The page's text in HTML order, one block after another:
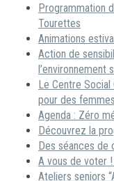
Programmation
Tourettes
Animations
Action de
l’environnement
Le Centre
pour des femmes
Agenda : Zéro
Découvrez la
Des séances de
A vous de voter
Ateliers seniors